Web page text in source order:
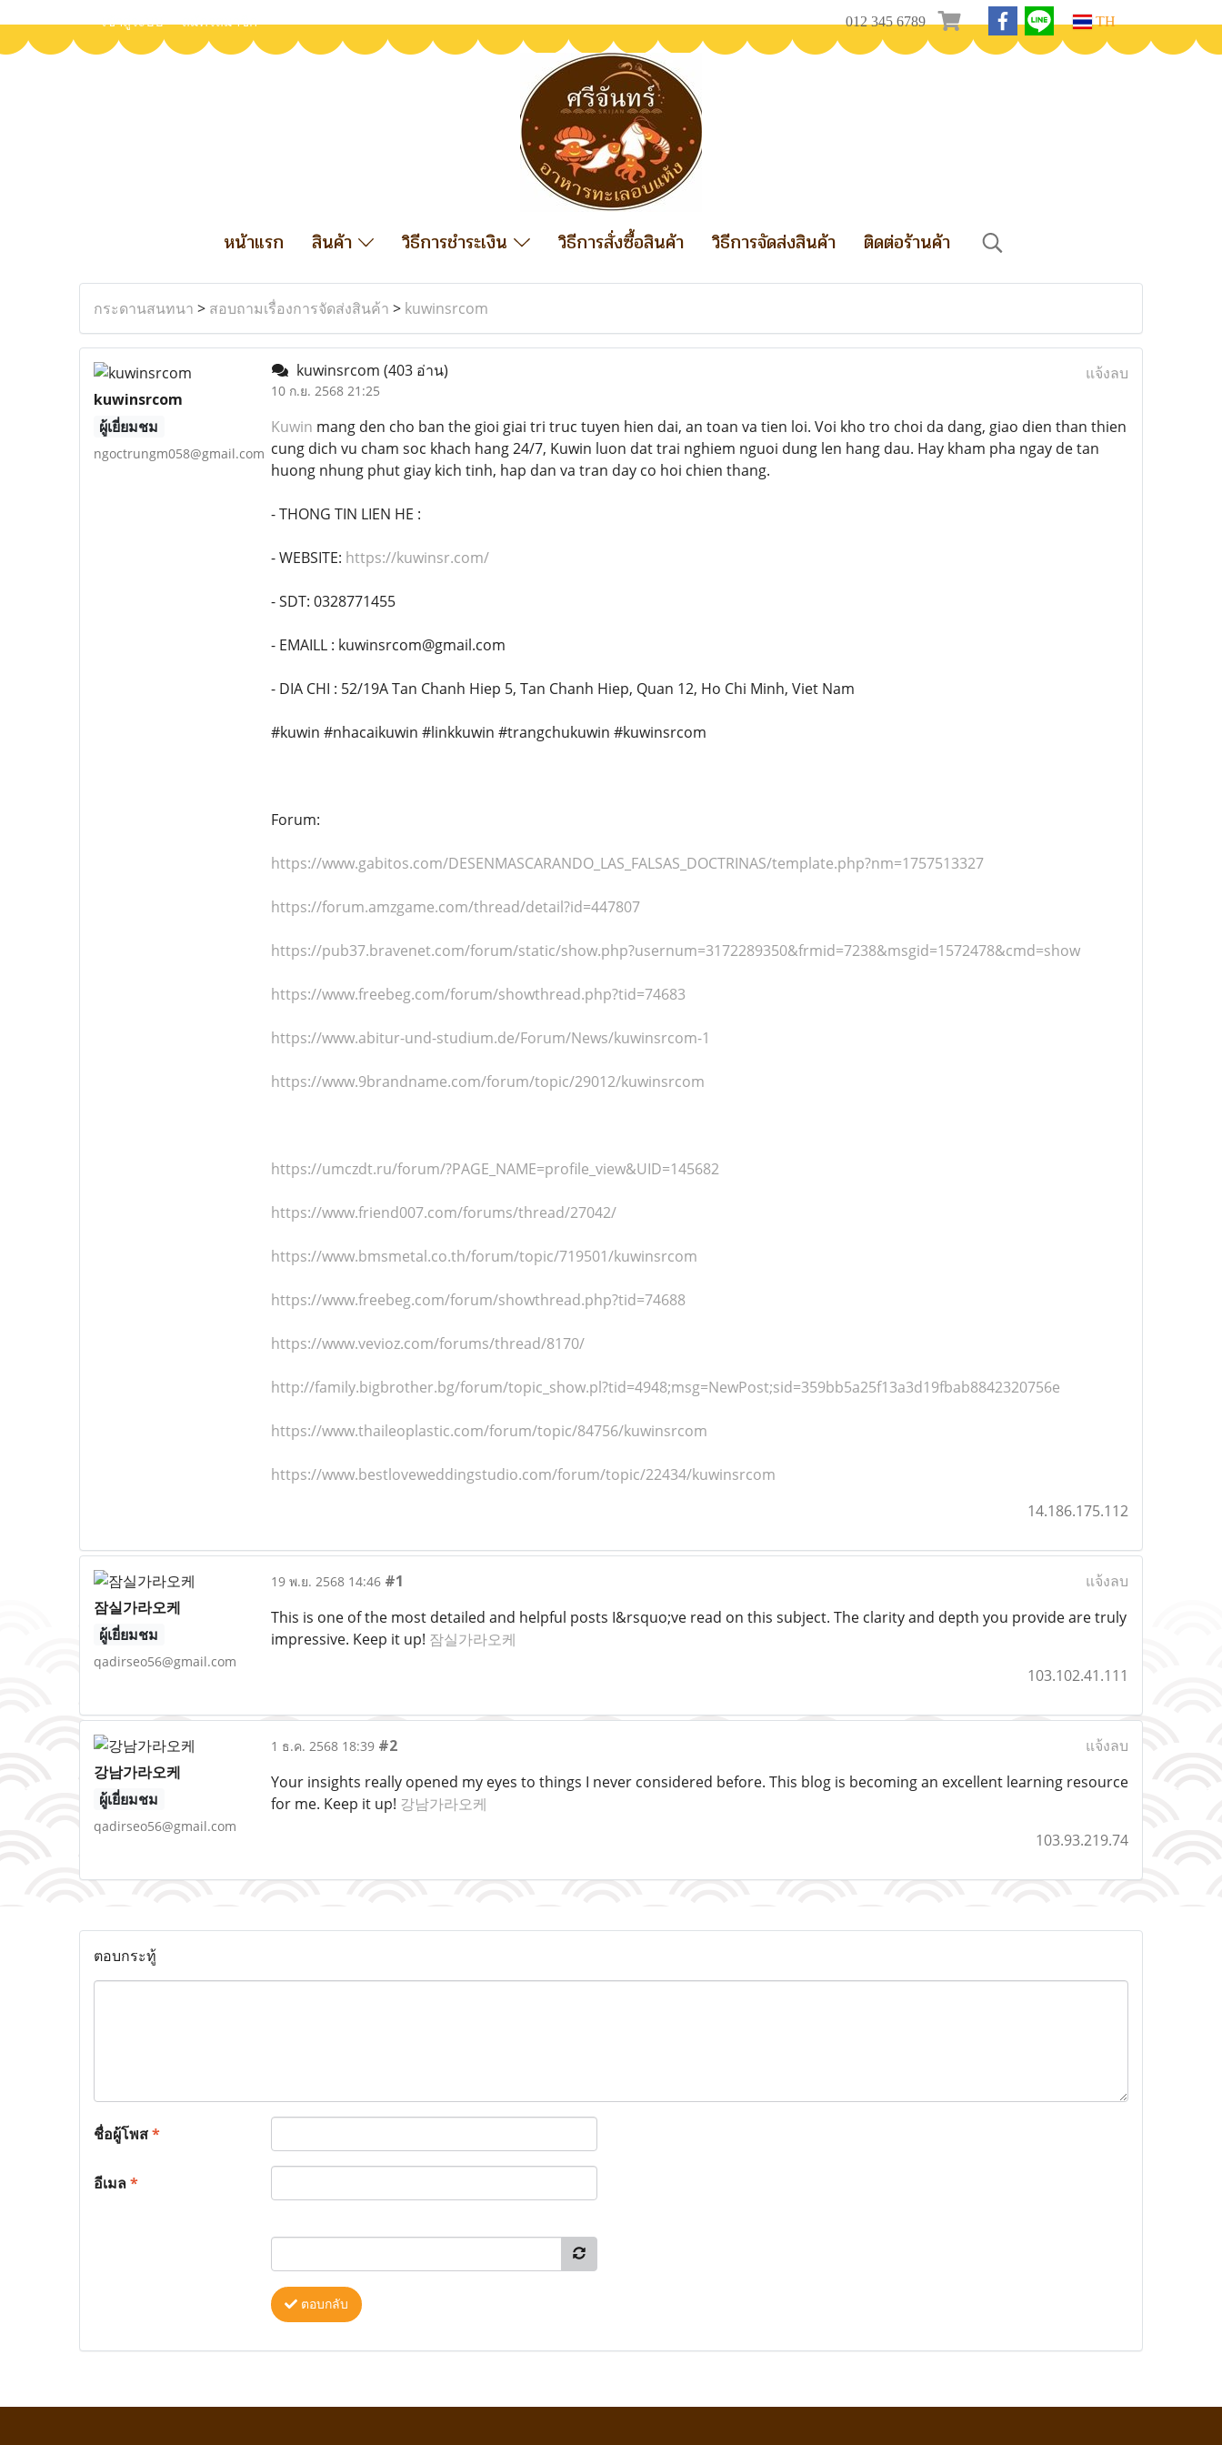
เข้าสู่ระบบ สมัครสมาชิก 012 345 6789 TH
หน้าแรก สินค้า วิธีการชำระเงิน วิธีการสั่งซื้อสินค้า วิธีการจัดส่งสินค้า ติดต่อร้านค้า
กระดานสนทนา > สอบถามเรื่องการจัดส่งสินค้า > kuwinsrcom
kuwinsrcom
ผู้เยี่ยมชม
ngoctrungm058@gmail.com
kuwinsrcom (403 อ่าน)
10 ก.ย. 2568 21:25
แจ้งลบ
Kuwin mang den cho ban the gioi giai tri truc tuyen hien dai, an toan va tien loi. Voi kho tro choi da dang, giao dien than thien
cung dich vu cham soc khach hang 24/7, Kuwin luon dat trai nghiem nguoi dung len hang dau. Hay kham pha ngay de tan
huong nhung phut giay kich tinh, hap dan va tran day co hoi chien thang.
- THONG TIN LIEN HE :
- WEBSITE: https://kuwinsr.com/
- SDT: 0328771455
- EMAILL : kuwinsrcom@gmail.com
- DIA CHI : 52/19A Tan Chanh Hiep 5, Tan Chanh Hiep, Quan 12, Ho Chi Minh, Viet Nam
#kuwin #nhacaikuwin #linkkuwin #trangchukuwin #kuwinsrcom
Forum:
https://www.gabitos.com/DESENMASCARANDO_LAS_FALSAS_DOCTRINAS/template.php?nm=1757513327
https://forum.amzgame.com/thread/detail?id=447807
https://pub37.bravenet.com/forum/static/show.php?usernum=3172289350&frmid=7238&msgid=1572478&cmd=show
https://www.freebeg.com/forum/showthread.php?tid=74683
https://www.abitur-und-studium.de/Forum/News/kuwinsrcom-1
https://www.9brandname.com/forum/topic/29012/kuwinsrcom
https://umczdt.ru/forum/?PAGE_NAME=profile_view&UID=145682
https://www.friend007.com/forums/thread/27042/
https://www.bmsmetal.co.th/forum/topic/719501/kuwinsrcom
https://www.freebeg.com/forum/showthread.php?tid=74688
https://www.vevioz.com/forums/thread/8170/
http://family.bigbrother.bg/forum/topic_show.pl?tid=4948;msg=NewPost;sid=359bb5a25f13a3d19fbab8842320756e
https://www.thaileoplastic.com/forum/topic/84756/kuwinsrcom
https://www.bestloveweddingstudio.com/forum/topic/22434/kuwinsrcom
14.186.175.112
잠실가라오케
ผู้เยี่ยมชม
qadirseo56@gmail.com
19 พ.ย. 2568 14:46 #1
แจ้งลบ
This is one of the most detailed and helpful posts I&rsquo;ve read on this subject. The clarity and depth you provide are truly
impressive. Keep it up! 잠실가라오케
103.102.41.111
강남가라오케
ผู้เยี่ยมชม
qadirseo56@gmail.com
1 ธ.ค. 2568 18:39 #2
แจ้งลบ
Your insights really opened my eyes to things I never considered before. This blog is becoming an excellent learning resource
for me. Keep it up! 강남가라오케
103.93.219.74
ตอบกระทู้
ชื่อผู้โพส*
อีเมล*
ตอบกลับ